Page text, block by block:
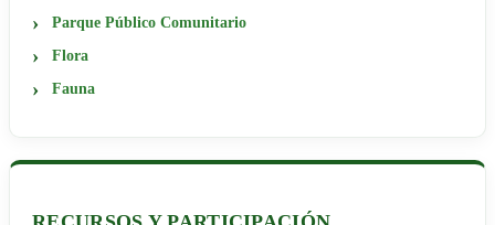
Parque Público Comunitario
Flora
Fauna